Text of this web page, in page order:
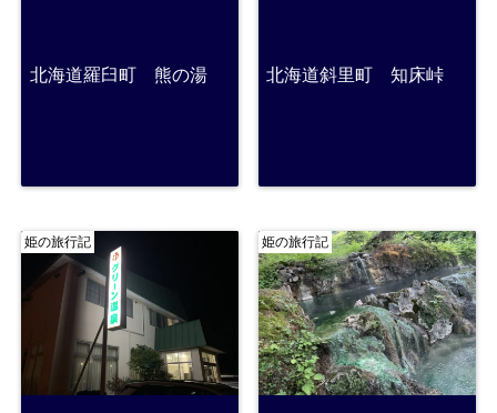
北海道羅臼町 熊の湯 北海道斜里町 知床峠
姫の旅行記 姫の旅行記